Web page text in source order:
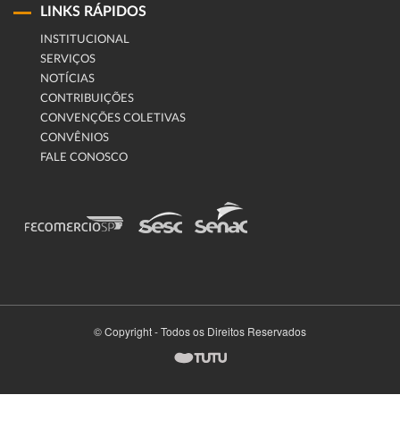
LINKS RÁPIDOS
INSTITUCIONAL
SERVIÇOS
NOTÍCIAS
CONTRIBUIÇÕES
CONVENÇÕES COLETIVAS
CONVÊNIOS
FALE CONOSCO
© Copyright - Todos os Direitos Reservados